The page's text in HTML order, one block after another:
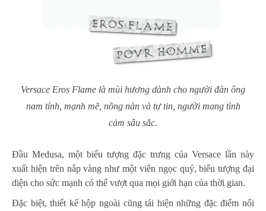
Versace Eros Flame là mùi hương dành cho người đàn ông
nam tính, mạnh mẽ, nồng nàn và tự tin, người mang tình
cảm sâu sắc.
Đầu Medusa, một biểu tượng đặc trưng của Versace lần này
xuất hiện trên nắp vàng như một viên ngọc quý, biểu tượng đại
diện cho sức mạnh có thể vượt qua mọi giới hạn của thời gian.
Đặc biệt, thiết kế hộp ngoài cũng tái hiện những đặc điểm nổi